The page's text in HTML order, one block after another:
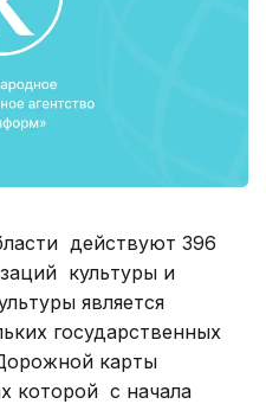
действуют 396
культуры и
является
государственных
карты
которой с начала